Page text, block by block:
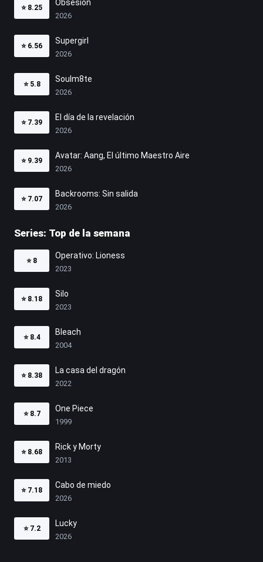
⭐ 8.25
Obsesión
2026
⭐ 6.56
Supergirl
2026
⭐ 5.8
Soulm8te
2026
⭐ 7.39
El día de la revelación
2026
⭐ 9.39
Avatar: Aang, El último Maestro Aire
2026
⭐ 7.07
Backrooms: Sin salida
2026
Series: Top de la semana
⭐ 8
Operativo: Lioness
2023
⭐ 8.18
Silo
2023
⭐ 8.4
Bleach
2004
⭐ 8.38
La casa del dragón
2022
⭐ 8.7
One Piece
1999
⭐ 8.68
Rick y Morty
2013
⭐ 7.18
Cabo de miedo
2026
⭐ 7.2
Lucky
2026